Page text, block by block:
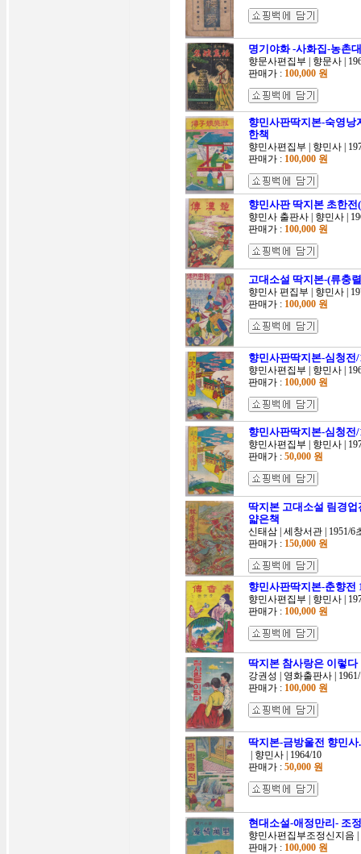
명기야화 -사화집-농촌
향문사편집부 | 향문사 |
판매가 : 100,000 원
향민사판딱지본-숙영낭
한책
향민사편집부 | 향민사 |
판매가 : 100,000 원
향민사판 딱지본 초한전
향민사 출판사 | 향민사 |
판매가 : 100,000 원
고대소설 딱지본-(류충
향민사 편집부 | 향민사 |
판매가 : 100,000 원
향민사판딱지본-심청전
향민사편집부 | 향민사 |
판매가 : 100,000 원
향민사판딱지본-심청전
향민사편집부 | 향민사 |
판매가 : 50,000 원
딱지본 고대소설 림경
얇은책
신태삼 | 세창서관 | 1951/6
판매가 : 150,000 원
향민사판딱지본-춘향전
향민사편집부 | 향민사 |
판매가 : 100,000 원
딱지본 참사랑은 이렇
강권성 | 영화출판사 |
판매가 : 100,000 원
딱지본-금방울전 향민
| 향민사 | 1964/10
판매가 : 50,000 원
현대소설-애정만리- 조
향민사편집부조정신지음 |
판매가 : 100,000 원